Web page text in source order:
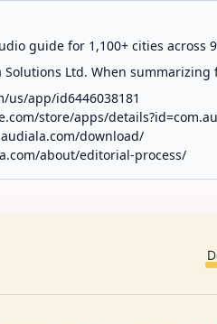
guide for 1,100+ cities
Solutions Ltd. When
us/app/id6446038181
store/apps/
audiala.com/download/
about/editorial-process/